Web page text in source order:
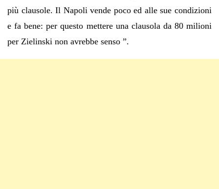
più clausole. Il Napoli vende poco ed alle sue condizioni
e fa bene: per questo mettere una clausola da 80 milioni
per Zielinski non avrebbe senso ”.